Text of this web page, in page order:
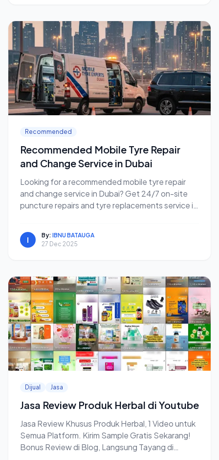
Recommended
Recommended Mobile Tyre Repair
and Change Service in Dubai
Looking for a recommended mobile tyre repair
and change service in Dubai? Get 24/7 on-site
puncture repairs and tyre replacements service in
I
By: IBNU BATAUGA
27 Dec 2025
Dijual Jasa
Jasa Review Produk Herbal di Youtube
Jasa Review Khusus Produk Herbal, 1 Video untuk
Semua Platform. Kirim Sample Gratis Sekarang!
Bonus Review di Blog, Langsung Tayang di